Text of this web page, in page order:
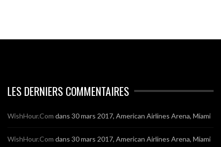
LES DERNIERS COMMENTAIRES
WishHour.Com dans 30 mars 2017, American Airlines Arena, Miami
WishHour.Com dans 30 mars 2017, American Airlines Arena, Miami